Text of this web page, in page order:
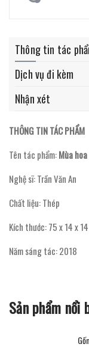
Thông tin tác
Dịch vụ đi kèm
Nhận xét
THÔNG TIN TÁC PHẨM
Tên tác phẩm:Mùa
Nghệ sĩ: Trần Văn An
Chất liệu: Thép
Kích thước: 75 x 14 x
Năm sáng tác: 2018
Sản phẩm nổi